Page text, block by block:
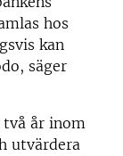
hos
kan
säger
år inom
utvärdera